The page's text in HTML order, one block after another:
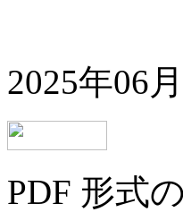
2025年06
PDF 形式